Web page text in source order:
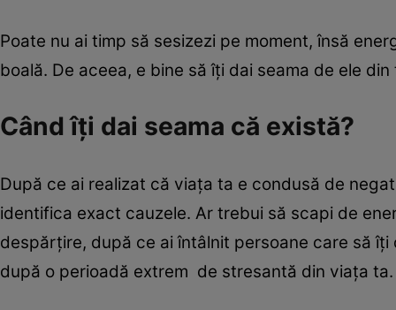
Poate nu ai timp să sesizezi pe moment, însă
boală. De aceea, e bine să îţi dai seama de ele
Când îţi dai seama că există?
După ce ai realizat că viaţa ta e condusă de
identifica exact cauzele. Ar trebui să scapi de
despărţire, după ce ai întâlnit persoane care să
după o perioadă extrem de stresantă din viaţa ta.